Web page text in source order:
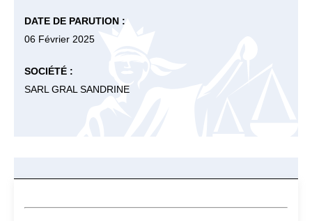
DATE DE PARUTION :
06 Février 2025
SOCIÉTÉ :
SARL GRAL SANDRINE